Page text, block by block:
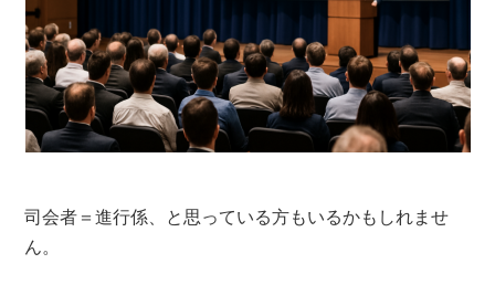
プロの司会者をキャスティングする方法
MC本人と直接契約する
マネジメント事務所（所属事務所）と契約する
キャスティングサービスを利用する
司会者＝進行係、と思っている方もいるかもしれませ
ん。